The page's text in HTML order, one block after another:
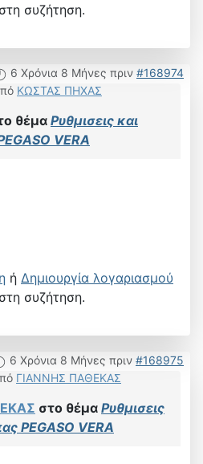
συζήτηση.
6 Χρόνια 8 Μήνες πριν #168974
ΚΩΣΤΑΣ ΠΗΧΑΣ
θέμα Ρυθμισεις και
VERA
ή Δημιουργία λογαριασμού
συζήτηση.
6 Χρόνια 8 Μήνες πριν #168975
ΓΙΑΝΝΗΣ ΠΑΘΕΚΑΣ
στο θέμα Ρυθμισεις
PEGASO VERA